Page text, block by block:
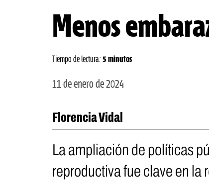
Menos
Tiempo de lectura: 5 minutos
11 de enero de 2024
Florencia Vidal
La ampliación de políticas
reproductiva fue clave en la